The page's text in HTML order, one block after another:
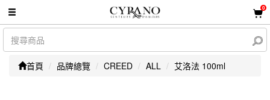
0
首頁 品牌總覽 CREED ALL 艾洛法 100ml